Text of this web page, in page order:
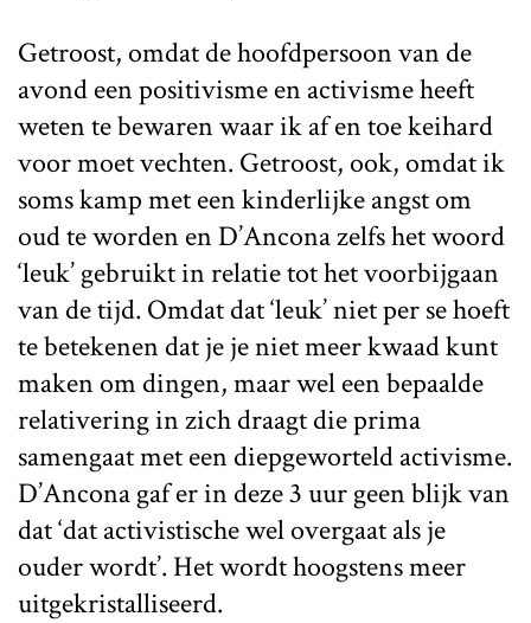
Getroost, omdat de hoofdpersoon van de
avond een positivisme en activisme heeft
weten te bewaren waar ik af en toe keihard
voor moet vechten. Getroost, ook, omdat ik
soms kamp met een kinderlijke angst om
oud te worden en D’Ancona zelfs het woord
‘leuk’ gebruikt in relatie tot het voorbijgaan
van de tijd. Omdat dat ‘leuk’ niet per se hoeft
te betekenen dat je je niet meer kwaad kunt
maken om dingen, maar wel een bepaalde
relativering in zich draagt die prima
samengaat met een diepgeworteld activisme.
D’Ancona gaf er in deze 3 uur geen blijk van
dat ‘dat activistische wel overgaat als je
ouder wordt’. Het wordt hoogstens meer
uitgekristalliseerd.